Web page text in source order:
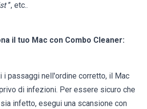
”, etc..
il tuo Mac con Combo Cleaner:
i passaggi nell'ordine corretto, il Mac
di infezioni. Per essere sicuro che
infetto, esegui una scansione con